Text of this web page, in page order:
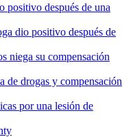
positivo después de una
dio positivo después de
niega su compensación
de drogas y compensación
por una lesión de